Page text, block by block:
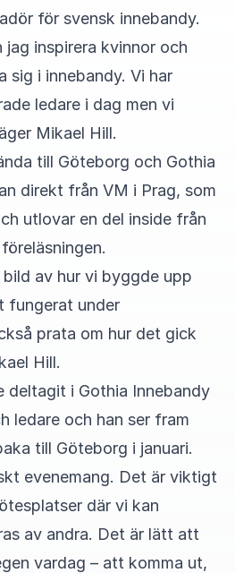
för svensk innebandy.
jag inspirera kvinnor och
sig i innebandy. Vi har
ledare i dag men vi
Mikael Hill.
till Göteborg och Gothia
direkt från VM i Prag, som
utlovar en del inside från
av hur vi byggde upp
fungerat under
prata om hur det gick
Hill.
deltagit i Gothia Innebandy
ledare och han ser fram
till Göteborg i januari.
evenemang. Det är viktigt
där vi kan
av andra. Det är lätt att
vardag – att komma ut,